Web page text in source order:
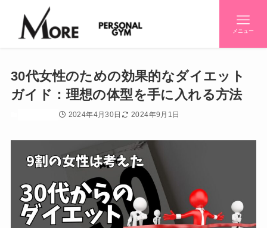
メニュー
30代女性のための効果的なダイエット
ガイド：理想の体型を手に入れる方法
2024年4月30日 2024年9月1日